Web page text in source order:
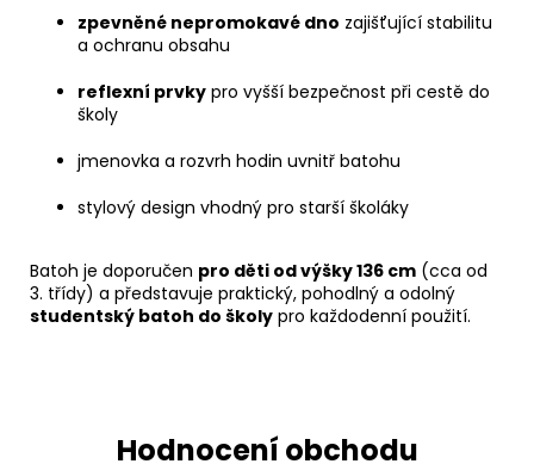
zpevněné nepromokavé dno zajišťující stabilitu
a ochranu obsahu
reflexní prvky pro vyšší bezpečnost při cestě do
školy
jmenovka a rozvrh hodin uvnitř batohu
stylový design vhodný pro starší školáky
Batoh je doporučen pro děti od výšky 136 cm (cca od
3. třídy) a představuje praktický, pohodlný a odolný
studentský batoh do školy pro každodenní použití.